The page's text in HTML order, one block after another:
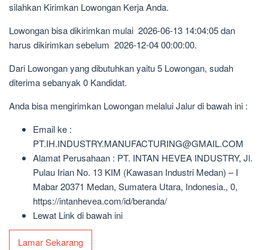
silahkan Kirimkan Lowongan Kerja Anda.
Lowongan bisa dikirimkan mulai 2026-06-13 14:04:05 dan
harus dikirimkan sebelum 2026-12-04 00:00:00.
Dari Lowongan yang dibutuhkan yaitu 5 Lowongan, sudah
diterima sebanyak 0 Kandidat.
Anda bisa mengirimkan Lowongan melalui Jalur di bawah ini :
Email ke :
PT.IH.INDUSTRY.MANUFACTURING@GMAIL.COM
Alamat Perusahaan : PT. INTAN HEVEA INDUSTRY, Jl.
Pulau Irian No. 13 KIM (Kawasan Industri Medan) – I
Mabar 20371 Medan, Sumatera Utara, Indonesia., 0,
https://intanhevea.com/id/beranda/
Lewat Link di bawah ini
Lamar Sekarang